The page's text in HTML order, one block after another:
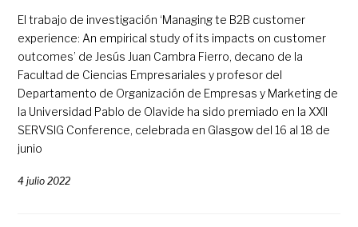
El trabajo de investigación ‘Managing te B2B customer
experience: An empirical study of its impacts on customer
outcomes’ de Jesús Juan Cambra Fierro, decano de la
Facultad de Ciencias Empresariales y profesor del
Departamento de Organización de Empresas y Marketing de
la Universidad Pablo de Olavide ha sido premiado en la XXII
SERVSIG Conference, celebrada en Glasgow del 16 al 18 de
junio
4 julio 2022